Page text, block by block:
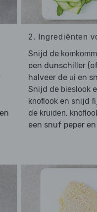
2. Ingrediënten
Snijd de
een dunschiller
halveer de ui en
Snijd de bieslook
knoflooken snijd
de kruiden,
een snuf peper